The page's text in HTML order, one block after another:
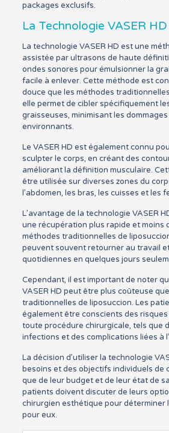
packages exclusifs.
La Technologie VASER HD
La technologie VASER HD est une
assistée par ultrasons de haute
ondes sonores pour émulsionner la
facile à enlever. Cette méthode est
douce que les méthodes
elle permet de cibler spécifiquement
graisseuses, minimisant les
environnants.
Le VASER HD est également connu
sculpter le corps, en créant des
améliorant la définition musculaire.
être utilisée sur diverses zones du
l’abdomen, les bras, les cuisses et les
L’avantage de la technologie VASER
une récupération plus rapide et moins
méthodes traditionnelles de
peuvent souvent retourner au travail
quotidiennes en quelques jours
Cependant, il est important de noter
VASER HD peut être plus coûteuse
traditionnelles de liposuccion. Les
également être conscients des
toute procédure chirurgicale, tels que
infections et des complications liées à
La décision d’utiliser la technologie
besoins et des objectifs individuels de
que de leur budget et de leur état de
patients doivent discuter de leurs
chirurgien esthétique pour déterminer
pour eux.